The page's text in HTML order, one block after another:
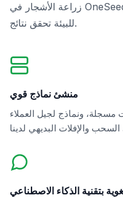
زراعة الأشجار في OneSeed لإنشاء استطلاعات جذابة وصديقة
للبيئة تحقق نتائج.
منشئ نماذج قوي
ونماذج لجيل العملاء
بتقنية الذكاء الاصطناعي